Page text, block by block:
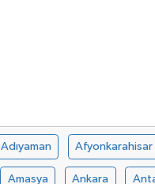
Adıyaman Afyonkarahisar
Amasya Ankara